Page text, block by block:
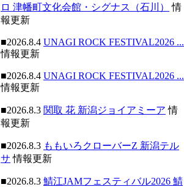
ロ 津幡町文化会館・シグナス（石川）
情
報更新
■2026.8.4 UNAGI ROCK FESTIVAL2026 ...
情報更新
■2026.8.4 UNAGI ROCK FESTIVAL2026 ...
情報更新
■2026.8.3 関取 花 新潟ジョイアミーア 情
報更新
■2026.8.3 ももいろクローバーZ 新潟テル
サ 情報更新
■2026.8.3 鯖江JAMフェスティバル2026 鯖